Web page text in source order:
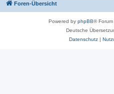
Foren-Übersicht
Powered by phpBB®
Deutsche
Datenschutz|